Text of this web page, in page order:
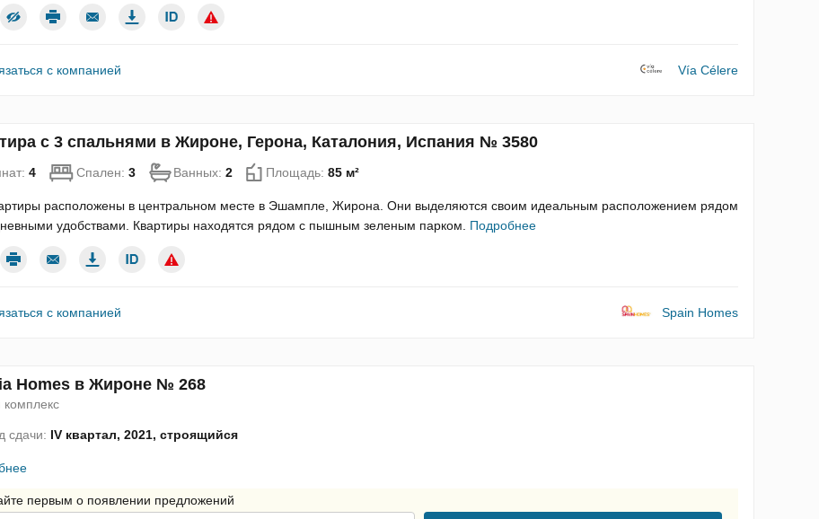
с компанией Vía Célere
с 3 спальнями в Жироне, Герона, Каталония, Испания № 3580
4 Спален: 3 Ванных: 2 Площадь: 85 м²
расположены в центральном месте в Эшампле, Жирона. Они выделяются своим идеальным расположением рядом
удобствами. Квартиры находятся рядом с пышным зеленым парком. Подробнее
с компанией Spain Homes
Homes в Жироне № 268
сдачи: IV квартал, 2021, строящийся
первым о появлении предложений